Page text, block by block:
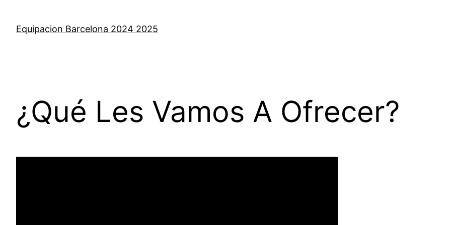
contenido
Equipacion Barcelona 2024 2025
¿Qué Les Vamos A Ofrecer?